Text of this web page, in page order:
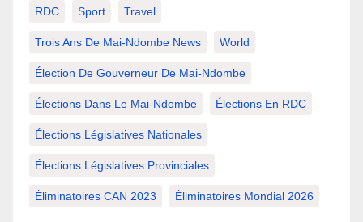
RDC Sport Travel
Trois Ans De Mai-Ndombe News World
Élection De Gouverneur De Mai-Ndombe
Élections Dans Le Mai-Ndombe Élections En RDC
Élections Législatives Nationales
Élections Législatives Provinciales
Éliminatoires CAN 2023 Éliminatoires Mondial 2026